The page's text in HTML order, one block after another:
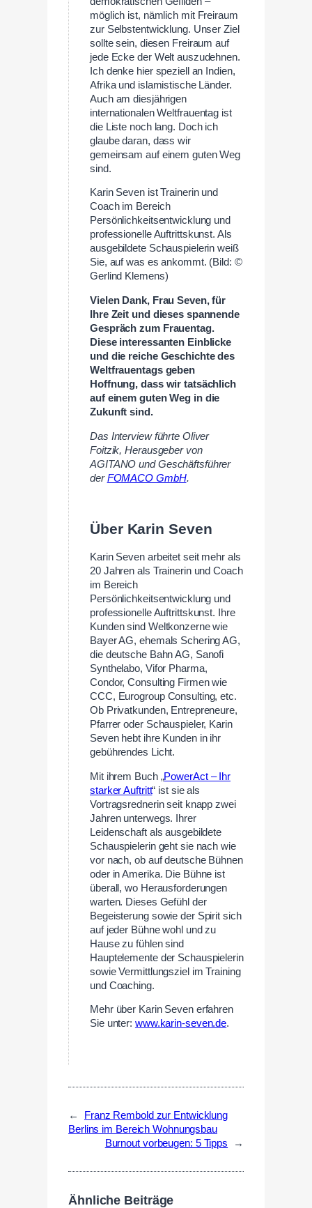
möglich ist, nämlich mit Freiraum
zur Selbstentwicklung. Unser Ziel
sollte sein, diesen Freiraum auf
jede Ecke der Welt auszudehnen.
Ich denke hier speziell an Indien,
Afrika und islamistische Länder.
Auch am diesjährigen
internationalen Weltfrauentag ist
die Liste noch lang. Doch ich
glaube daran, dass wir
gemeinsam auf einem guten Weg
sind.
Karin Seven ist Trainerin und
Coach im Bereich
Persönlichkeitsentwicklung und
professionelle Auftrittskunst. Als
ausgebildete Schauspielerin weiß
Sie, auf was es ankommt. (Bild: ©
Gerlind Klemens)
Vielen Dank, Frau Seven, für
Ihre Zeit und dieses spannende
Gespräch zum Frauentag.
Diese interessanten Einblicke
und die reiche Geschichte des
Weltfrauentags geben
Hoffnung, dass wir tatsächlich
auf einem guten Weg in die
Zukunft sind.
Das Interview führte Oliver
Foitzik, Herausgeber von
AGITANO und Geschäftsführer
derFOMACO GmbH.
Über Karin Seven
Karin Seven arbeitet seit mehr als
20 Jahren als Trainerin und Coach
im Bereich
Persönlichkeitsentwicklung und
professionelle Auftrittskunst. Ihre
Kunden sind Weltkonzerne wie
Bayer AG, ehemals Schering AG,
die deutsche Bahn AG, Sanofi
Synthelabo, Vifor Pharma,
Condor, Consulting Firmen wie
CCC, Eurogroup Consulting, etc.
Ob Privatkunden, Entrepreneure,
Pfarrer oder Schauspieler, Karin
Seven hebt ihre Kunden in ihr
gebührendes Licht.
Mit ihrem Buch „PowerAct – Ihr
starker Auftritt“ ist sie als
Vortragsrednerin seit knapp zwei
Jahren unterwegs. Ihrer
Leidenschaft als ausgebildete
Schauspielerin geht sie nach wie
vor nach, ob auf deutsche Bühnen
oder in Amerika. Die Bühne ist
überall, wo Herausforderungen
warten. Dieses Gefühl der
Begeisterung sowie der Spirit sich
auf jeder Bühne wohl und zu
Hause zu fühlen sind
Hauptelemente der Schauspielerin
sowie Vermittlungsziel im Training
und Coaching.
Mehr über Karin Seven erfahren
Sie unter: www.karin-seven.de.
←
Franz Rembold zur Entwicklung
Berlins im Bereich Wohnungsbau
Burnout vorbeugen: 5 Tipps
→
Ähnliche Beiträge